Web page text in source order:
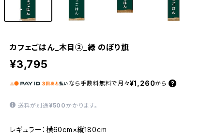
カフェごはん_木目②_緑 のぼり旗
¥3,795
なら 手数料無料で 月々¥1,260から
送料が別途 ¥500 かかります。
レギュラー：横60cm×縦180cm